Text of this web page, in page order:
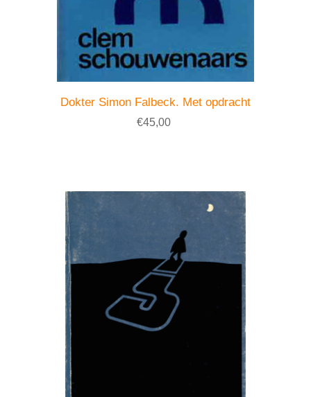
Dokter Simon Falbeck. Met opdracht
€45,00